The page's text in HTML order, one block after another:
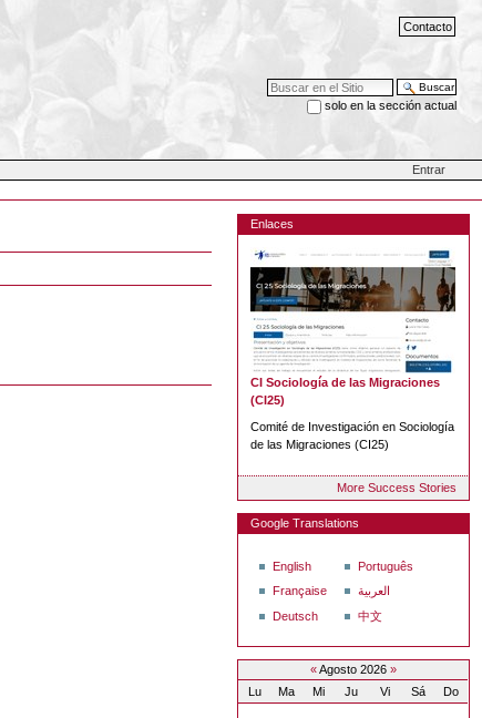
Contacto
Buscar
solo en la sección actual
Entrar
Enlaces
CI Sociología de las Migraciones
(CI25)
Comité de Investigación en Sociología
de las Migraciones (CI25)
More Success Stories
Google Translations
English
Française
Deutsch
Português
العربية
中文
«Agosto 2026 »
Lu Ma Mi Ju Vi Sá Do